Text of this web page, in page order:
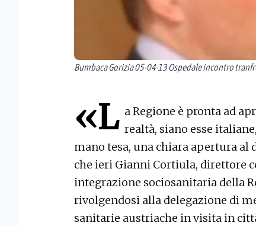
Bumbaca Gorizia 05-04-13 Ospedale incontro
«L a Regione è pronta ad
realtà, siano esse
mano tesa, una chiara apertura al
che ieri Gianni Cortiula, direttore
integrazione sociosanitaria della
rivolgendosi alla delegazione di
sanitarie austriache in visita in